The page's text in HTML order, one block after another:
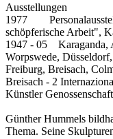
Ausstellungen
1977
schöpferische Arbeit",
1947 - 05 Karaganda,
Worpswede,
Freiburg, Breisach,
Breisach - 2
Künstler
Günther Hummels
Thema. Seine